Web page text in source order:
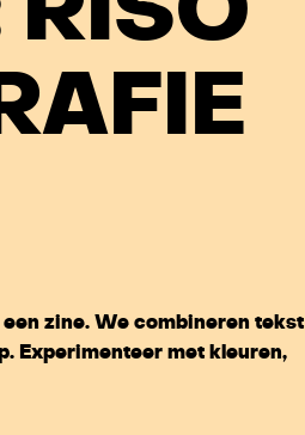
zine. We combineren tekst
Experimenteer met kleuren,